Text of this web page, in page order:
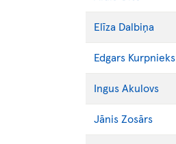
Elīza Dalbiņa
Edgars Kurpnieks
Ingus Akulovs
Jānis Zosārs